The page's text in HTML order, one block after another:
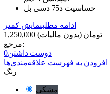
حساسیت د75 دسی بل
ادامه مطلبنمایش کمتر
1,250,000 تومان (بدون مالیات)
مرجع:
دوست داشتن0
افزودن به فهرست علاقه‌مندی‌ها
رنگ
مشکی